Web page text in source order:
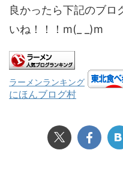
良かったら下記のブロ
いね！！！m(_ _)m
ラーメンランキング
にほんブログ村